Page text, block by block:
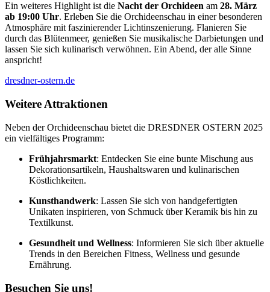
Ein weiteres Highlight ist die Nacht der Orchideen am 28. März
ab 19:00 Uhr. Erleben Sie die Orchideenschau in einer besonderen
Atmosphäre mit faszinierender Lichtinszenierung. Flanieren Sie
durch das Blütenmeer, genießen Sie musikalische Darbietungen und
lassen Sie sich kulinarisch verwöhnen. Ein Abend, der alle Sinne
anspricht!
dresdner-ostern.de
Weitere Attraktionen
Neben der Orchideenschau bietet die DRESDNER OSTERN 2025
ein vielfältiges Programm:
Frühjahrsmarkt: Entdecken Sie eine bunte Mischung aus
Dekorationsartikeln, Haushaltswaren und kulinarischen
Köstlichkeiten.
Kunsthandwerk: Lassen Sie sich von handgefertigten
Unikaten inspirieren, von Schmuck über Keramik bis hin zu
Textilkunst.
Gesundheit und Wellness: Informieren Sie sich über aktuelle
Trends in den Bereichen Fitness, Wellness und gesunde
Ernährung.
Besuchen Sie uns!